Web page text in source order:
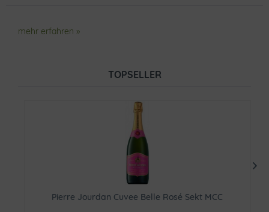
mehr erfahren »
TOPSELLER
Pierre Jourdan Cuvee Belle Rosé Sekt MCC